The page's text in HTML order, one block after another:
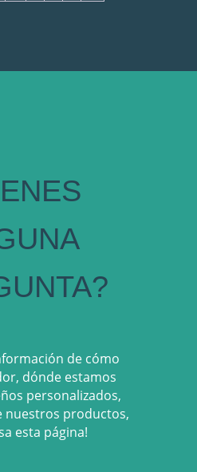
de cómo
dónde estamos
personalizados,
nuestros productos,
esta página!